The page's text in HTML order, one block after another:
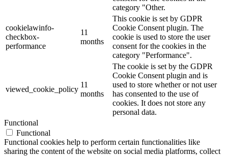
category "Other.
cookielawinfo-
checkbox-
performance
11
months
This cookie is set by GDPR
Cookie Consent plugin. The
cookie is used to store the user
consent for the cookies in the
category "Performance".
viewed_cookie_policy
11
months
The cookie is set by the GDPR
Cookie Consent plugin and is
used to store whether or not user
has consented to the use of
cookies. It does not store any
personal data.
Functional
Functional
Functional cookies help to perform certain functionalities like
sharing the content of the website on social media platforms, collect